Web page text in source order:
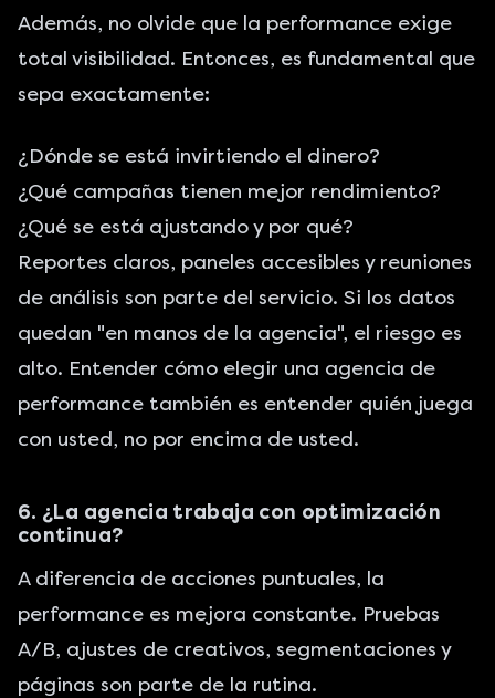
Además, no olvide que la performance exige
total visibilidad. Entonces, es fundamental que
sepa exactamente:
¿Dónde se está invirtiendo el dinero?
¿Qué campañas tienen mejor rendimiento?
¿Qué se está ajustando y por qué?
Reportes claros, paneles accesibles y reuniones
de análisis son parte del servicio. Si los datos
quedan "en manos de la agencia", el riesgo es
alto. Entender cómo elegir una agencia de
performance también es entender quién juega
con usted, no por encima de usted.
6. ¿La agencia trabaja con optimización
continua?
A diferencia de acciones puntuales, la
performance es mejora constante. Pruebas
A/B, ajustes de creativos, segmentaciones y
páginas son parte de la rutina.